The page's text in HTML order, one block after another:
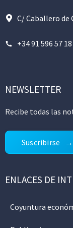
C/ Caballero de
+34 91 596 57 18
NEWSLETTER
Recibe todas las
Suscribirse
ENLACES DE
Coyuntura